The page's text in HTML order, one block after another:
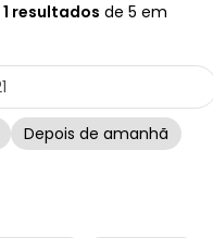
1 resultados de 5 em
Depois de amanhã